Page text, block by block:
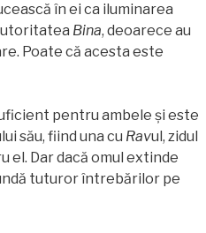
în ei ca iluminarea
Bina, deoarece au
Poate că acesta este
pentru ambele şi este
său, fiind una cu Ravul, zidul
el. Dar dacă omul extinde
tuturor întrebărilor pe